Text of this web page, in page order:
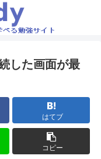
した画面が最
はてブ
コピー